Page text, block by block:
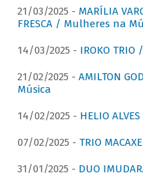
21/03/2025 - MARÍLIA
FRESCA / Mulheres na
14/03/2025 - IROKO
21/02/2025 - AMILTON
Música
14/02/2025 - HELIO
07/02/2025 - TRIO
31/01/2025 - DUO